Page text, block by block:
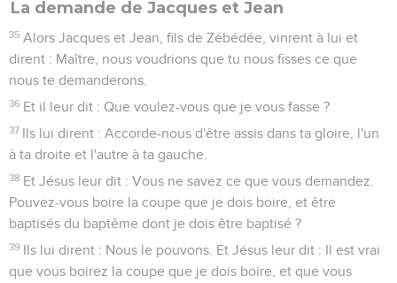
La demande de Jacques et Jean
35 Alors Jacques et Jean, fils de Zébédée, vinrent à lui et
dirent : Maître, nous voudrions que tu nous fisses ce que
nous te demanderons.
36 Et il leur dit : Que voulez-vous que je vous fasse ?
37 Ils lui dirent : Accorde-nous d'être assis dans ta gloire, l'un
à ta droite et l'autre à ta gauche.
38 Et Jésus leur dit : Vous ne savez ce que vous demandez.
Pouvez-vous boire la coupe que je dois boire, et être
baptisés du baptême dont je dois être baptisé ?
39 Ils lui dirent : Nous le pouvons. Et Jésus leur dit : Il est vrai
que vous boirez la coupe que je dois boire, et que vous